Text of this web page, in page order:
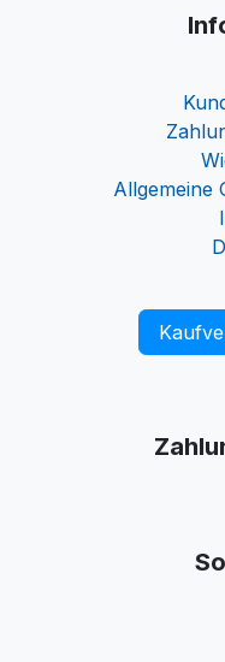
Allgemeine